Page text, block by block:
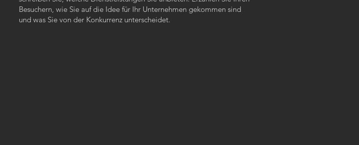
Besuchern, wie Sie auf die Idee für Ihr Unternehmen gekommen sind
und was Sie von der Konkurrenz unterscheidet.